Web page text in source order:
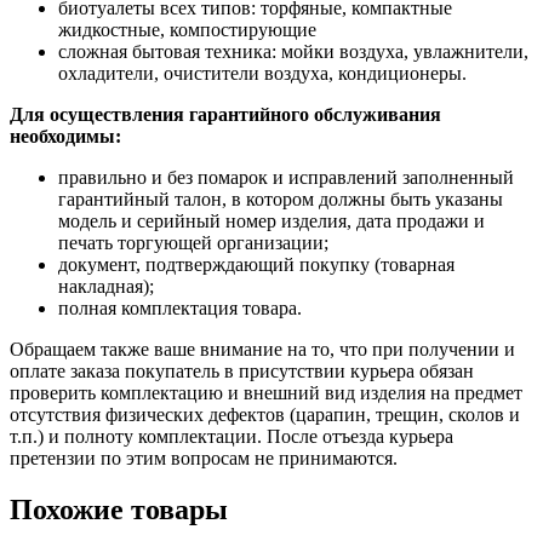
биотуалеты всех типов: торфяные, компактные
жидкостные, компостирующие
сложная бытовая техника: мойки воздуха, увлажнители,
охладители, очистители воздуха, кондиционеры.
Для осуществления гарантийного обслуживания
необходимы:
правильно и без помарок и исправлений заполненный
гарантийный талон, в котором должны быть указаны
модель и серийный номер изделия, дата продажи и
печать торгующей организации;
документ, подтверждающий покупку (товарная
накладная);
полная комплектация товара.
Обращаем также ваше внимание на то, что при получении и
оплате заказа покупатель в присутствии курьера обязан
проверить комплектацию и внешний вид изделия на предмет
отсутствия физических дефектов (царапин, трещин, сколов и
т.п.) и полноту комплектации. После отъезда курьера
претензии по этим вопросам не принимаются.
Похожие товары